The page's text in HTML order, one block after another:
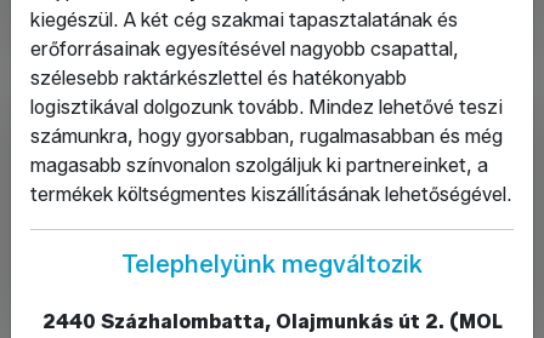
csővezeték
elemek
és
kompenzátorok
Rögzítéstechnika
kötőelemek
Méréstechnika
tartozékok
kiegészül. A két cég szakmai tapasztalatának és
erőforrásainak egyesítésével nagyobb csapattal,
szélesebb raktárkészlettel és hatékonyabb
logisztikával dolgozunk tovább. Mindez lehetővé teszi
számunkra, hogy gyorsabban, rugalmasabban és még
magasabb színvonalon szolgáljuk ki partnereinket, a
termékek költségmentes kiszállı́tásának lehetőségével.
Telephelyünk megváltozik
2440 Százhalombatta, Olajmunkás út 2. (MOL